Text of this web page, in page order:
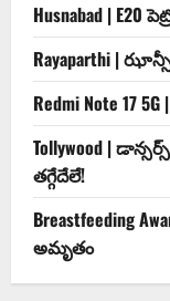
Husnabad | E20
Rayaparthi |
Redmi Note 17
Tollywood |
తగ్గేదేలే!
Breastfeeding
అమృతం